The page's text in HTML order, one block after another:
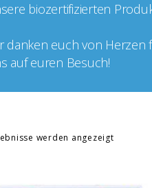
biozertifizierten
danken euch von
auf euren Besuch!
werden angezeigt